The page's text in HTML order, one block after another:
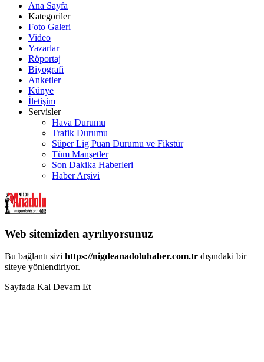
Ana Sayfa
Kategoriler
Foto Galeri
Video
Yazarlar
Röportaj
Biyografi
Anketler
Künye
İletişim
Servisler
Hava Durumu
Trafik Durumu
Süper Lig Puan Durumu ve Fikstür
Tüm Manşetler
Son Dakika Haberleri
Haber Arşivi
Web sitemizden ayrılıyorsunuz
Bu bağlantı sizi https://nigdeanadoluhaber.com.tr dışındaki bir
siteye yönlendiriyor.
Sayfada Kal Devam Et